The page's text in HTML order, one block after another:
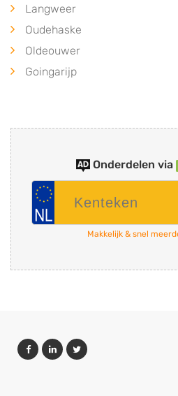
Langweer
Oudehaske
Oldeouwer
Goingarijp
Onderdelen via
Makkelijk & snel